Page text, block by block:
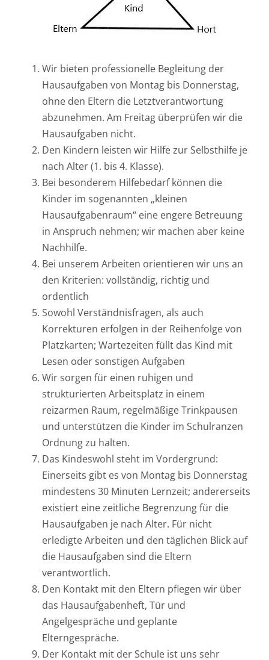
Wir bieten professionelle Begleitung der
Hausaufgaben von Montag bis Donnerstag,
ohne den Eltern die Letztverantwortung
abzunehmen. Am Freitag überprüfen wir die
Hausaufgaben nicht.
Den Kindern leisten wir Hilfe zur Selbsthilfe je
nach Alter (1. bis 4. Klasse).
Bei besonderem Hilfebedarf können die
Kinder im sogenannten „kleinen
Hausaufgabenraum“ eine engere Betreuung
in Anspruch nehmen; wir machen aber keine
Nachhilfe.
Bei unserem Arbeiten orientieren wir uns an
den Kriterien: vollständig, richtig und
ordentlich
Sowohl Verständnisfragen, als auch
Korrekturen erfolgen in der Reihenfolge von
Platzkarten; Wartezeiten füllt das Kind mit
Lesen oder sonstigen Aufgaben
Wir sorgen für einen ruhigen und
strukturierten Arbeitsplatz in einem
reizarmen Raum, regelmäßige Trinkpausen
und unterstützen die Kinder im Schulranzen
Ordnung zu halten.
Das Kindeswohl steht im Vordergrund:
Einerseits gibt es von Montag bis Donnerstag
mindestens 30 Minuten Lernzeit; andererseits
existiert eine zeitliche Begrenzung für die
Hausaufgaben je nach Alter. Für nicht
erledigte Arbeiten und den täglichen Blick auf
die Hausaufgaben sind die Eltern
verantwortlich.
Den Kontakt mit den Eltern pflegen wir über
das Hausaufgabenheft, Tür und
Angelgespräche und geplante
Elterngespräche.
Der Kontakt mit der Schule ist uns sehr